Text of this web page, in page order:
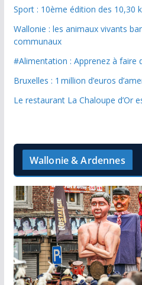
Sport : 10ème édition des 10,30
Wallonie : les animaux vivants
communaux
#Alimentation : Apprenez à faire
Bruxelles : 1 million d’euros
Le restaurant La Chaloupe d’Or
Wallonie & Ardennes